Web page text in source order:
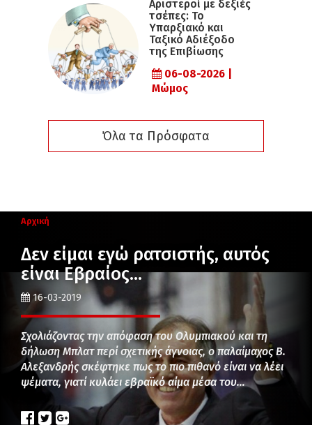
Αριστεροί με δεξιές
τσέπες: Το
Υπαρξιακό και
Ταξικό Αδιέξοδο
της Επιβίωσης
06-08-2026 |
Μώμος
Όλα τα Πρόσφατα
Αρχική
Δεν είμαι εγώ ρατσιστής, αυτός
είναι Εβραίος…
16-03-2019
Σχολιάζοντας την απόφαση του Ολυμπιακού και τη
δήλωση Μπλατ περί σχετικής άγνοιας, ο παλαίμαχος Β.
Αλεξανδρής σκέφτηκε πως το πιο πιθανό είναι να λέει
ψέματα, γιατί κυλάει εβραϊκό αίμα μέσα του…